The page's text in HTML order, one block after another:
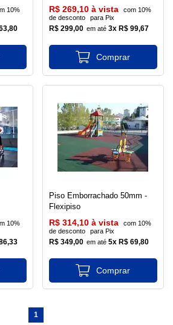
10%
R$ 299,00 3x R$ 99,67
R$ 269,10 à vista
com 10%
de desconto
para Pix
10%
Piso Emborrachado 50mm -
Flexipiso
R$ 349,00 5x R$ 69,80
R$ 314,10 à vista
com 10%
de desconto
para Pix
1